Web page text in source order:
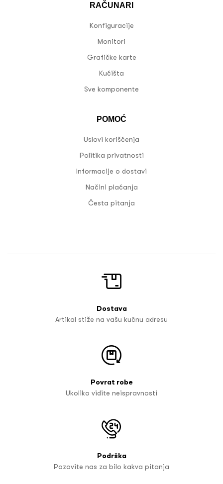
RAČUNARI
Konfiguracije
Monitori
Grafičke karte
Kućišta
Sve komponente
POMOĆ
Uslovi korišćenja
Politika privatnosti
Informacije o dostavi
Načini plaćanja
Česta pitanja
Dostava
Artikal stiže na vašu kućnu adresu
Povrat robe
Ukoliko vidite neispravnosti
Podrška
Pozovite nas za bilo kakva pitanja